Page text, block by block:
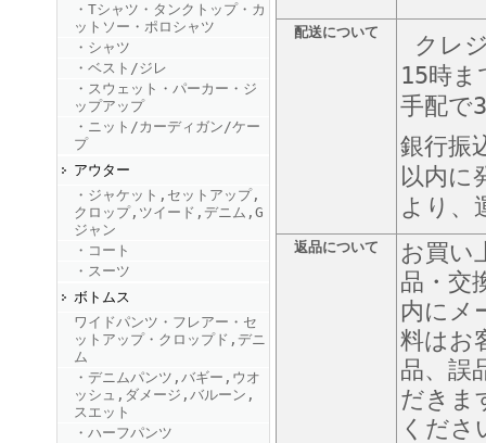
FINEBOYS2025年9月号
FINEBOYS2025年8月号
・Tシャツ・タンクトップ・カ
ットソー・ポロシャツ
・シャツ
・ベスト/ジレ
・スウェット・パーカー・ジ
ップアップ
・ニット/カーディガン/ケー
プ
アウター
・ジャケット,セットアップ,
クロップ,ツイード,デニム,G
ジャン
・コート
・スーツ
ボトムス
ワイドパンツ・フレアー・セ
ットアップ・クロップド,デニ
ム
・デニムパンツ,バギー,ウオ
ッシュ,ダメージ,バルーン,
スエット
・ハーフパンツ
配送について
クレ
15時ま
手配で
銀行振
以内に
より、
返品について
お買い
品・交
内にメ
料はお
品、誤
だきま
くださ